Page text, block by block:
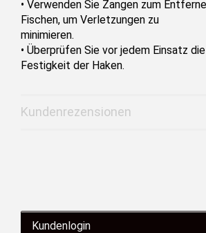
• Verwenden Sie Zangen zum
Fischen, um Verletzungen zu
minimieren.
• Überprüfen Sie vor jedem Einsatz
Festigkeit der Haken.
Kundenrezensionen
Kundenlogin